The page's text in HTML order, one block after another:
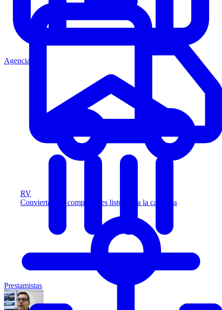
RV
Convierta más compradores listos para la carretera
Agencia
Prestamistas